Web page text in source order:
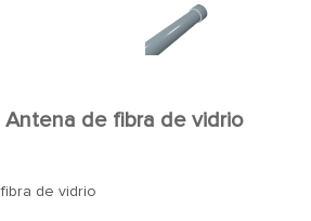
Antena de fibra de vidrio
de vidrio